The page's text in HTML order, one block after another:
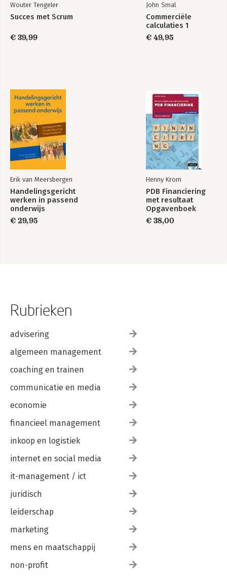
Wouter Tengeler
Succes met Scrum
€ 39,99
John Smal
Commerciële
calculaties 1
€ 49,95
Erik van Meersbergen
Handelingsgericht
werken in passend
onderwijs
€ 29,95
Henny Krom
PDB Financiering
met resultaat
Opgavenboek
€ 38,00
Rubrieken
advisering
algemeen management
coaching en trainen
communicatie en media
economie
financieel management
inkoop en logistiek
internet en social media
it-management / ict
juridisch
leiderschap
marketing
mens en maatschappij
non-profit